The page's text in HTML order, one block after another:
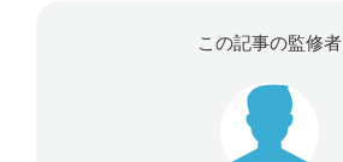
この記事の監修者